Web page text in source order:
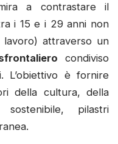
a contrastare il
i 15 e i 29 anni non
attraverso un
condiviso
è fornire
della cultura, della
pilastri